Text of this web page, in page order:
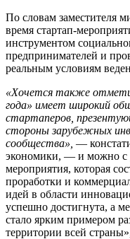
По словам заместителя
время стартап-
инструментом
предпринимателей и
реальным условиям
«Хочется также
года» имеет широкий
стартаперов,
стороны зарубежных
сообщества», —
экономики, — и можно с
мероприятия, которая
проработки и
идей в области
успешно достигнута, а
стало ярким примером
территории всей